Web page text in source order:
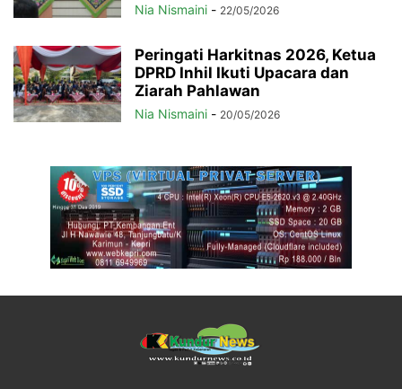
Nia Nismaini - 22/05/2026
Peringati Harkitnas 2026, Ketua
DPRD Inhil Ikuti Upacara dan
Ziarah Pahlawan
Nia Nismaini - 20/05/2026